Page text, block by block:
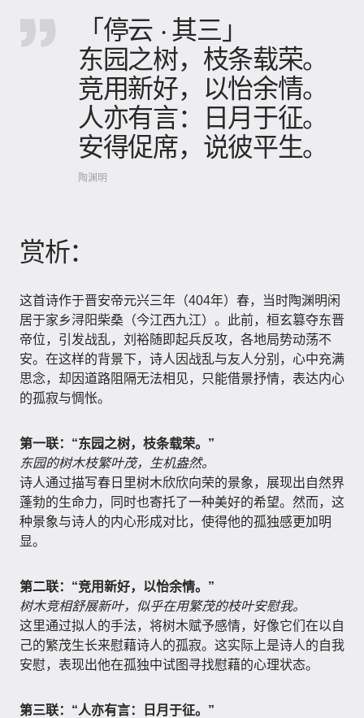
「停云 · 其三」
东园之树，枝条载荣。
竞用新好，以怡余情。
人亦有言：日月于征。
安得促席，说彼平生。
陶渊明
赏析：
这首诗作于晋安帝元兴三年（404年）春，当时陶渊明闲
居于家乡浔阳柴桑（今江西九江）。此前，桓玄篡夺东晋
帝位，引发战乱，刘裕随即起兵反攻，各地局势动荡不
安。在这样的背景下，诗人因战乱与友人分别，心中充满
思念，却因道路阻隔无法相见，只能借景抒情，表达内心
的孤寂与惆怅。
第一联：“东园之树，枝条载荣。”
东园的树木枝繁叶茂，生机盎然。
诗人通过描写春日里树木欣欣向荣的景象，展现出自然界
蓬勃的生命力，同时也寄托了一种美好的希望。然而，这
种景象与诗人的内心形成对比，使得他的孤独感更加明
显。
第二联：“竞用新好，以怡余情。”
树木竞相舒展新叶，似乎在用繁茂的枝叶安慰我。
这里通过拟人的手法，将树木赋予感情，好像它们在以自
己的繁茂生长来慰藉诗人的孤寂。这实际上是诗人的自我
安慰，表现出他在孤独中试图寻找慰藉的心理状态。
第三联：“人亦有言：日月于征。”